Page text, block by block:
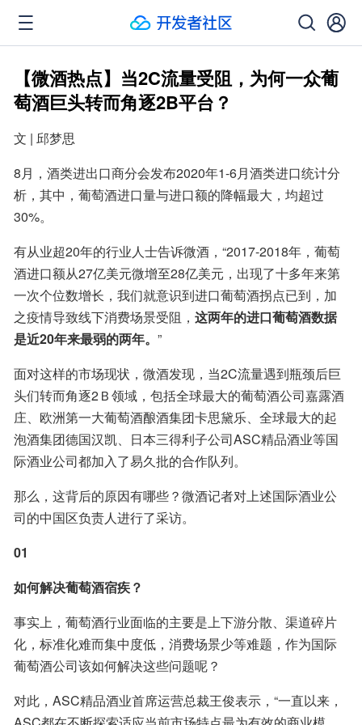
【微酒热点】当2C流量受阻，为何一众葡
萄酒巨头转而角逐2B平台？
文 | 邱梦思
8月，酒类进出口商分会发布2020年1-6月酒类进口统计分
析，其中，葡萄酒进口量与进口额的降幅最大，均超过
30%。
有从业超20年的行业人士告诉微酒，“2017-2018年，葡萄
酒进口额从27亿美元微增至28亿美元，出现了十多年来第
一次个位数增长，我们就意识到进口葡萄酒拐点已到，加
之疫情导致线下消费场景受阻， 这两年的进口葡萄酒数据
是近20年来最弱的两年。 ”
面对这样的市场现状，微酒发现，当2C流量遇到瓶颈后巨
头们转而角逐2Ｂ领域，包括全球最大的葡萄酒公司嘉露酒
庄、欧洲第一大葡萄酒酿酒集团卡思黛乐、全球最大的起
泡酒集团德国汉凯、日本三得利子公司ASC精品酒业等国
际酒业公司都加入了易久批的合作队列。
那么，这背后的原因有哪些？微酒记者对上述国际酒业公
司的中国区负责人进行了采访。
01
如何解决葡萄酒宿疾？
事实上，葡萄酒行业面临的主要是上下游分散、渠道碎片
化，标准化难而集中度低，消费场景少等难题，作为国际
葡萄酒公司该如何解决这些问题呢？
对此，ASC精品酒业首席运营总裁王俊表示，“一直以来，